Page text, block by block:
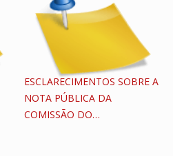
ESCLARECIMENTOS SOBRE A
NOTA PÚBLICA DA
COMISSÃO DO…